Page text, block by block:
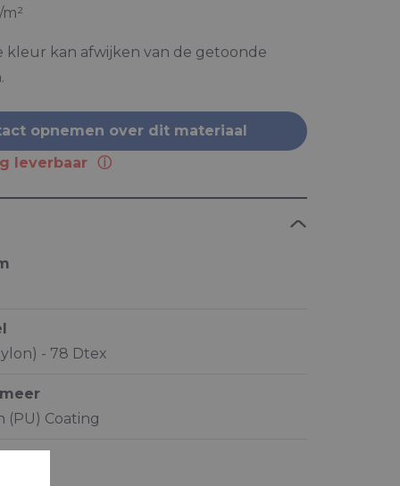
kleur kan afwijken van de getoonde
opnemen over dit materiaal
leverbaar
- 78 Dtex
(PU) Coating